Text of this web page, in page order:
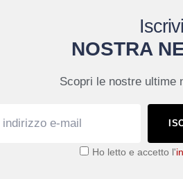
NOSTRA
Scopri le nostre ultime
Ho letto e accetto l'